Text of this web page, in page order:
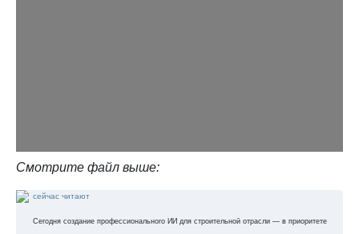
Смотрите файл выше:
сейчас читают
Сегодня создание профессионального ИИ для строительной отрасли — в приоритете